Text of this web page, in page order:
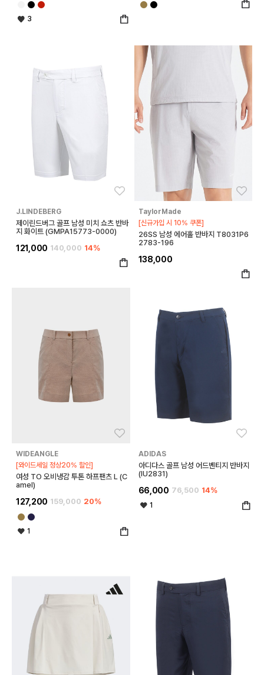
3
J.LINDEBERG
제이린드버그 골프 남성 미치 쇼츠 반바
지 화이트 (GMPA15773-0000)
121,000 140,000 14%
TaylorMade
[신규가입 시 10% 쿠폰]
26SS 남성 에어홀 반바지 T8031P6
2783-196
138,000
WIDEANGLE
[와이드세일 정상20% 할인]
여성 TO 오비냉감 투톤 하프팬츠 L (C
amel)
127,200 159,000 20%
1
ADIDAS
아디다스 골프 남성 어드벤티지 반바지
(IU2831)
66,000 76,500 14%
1